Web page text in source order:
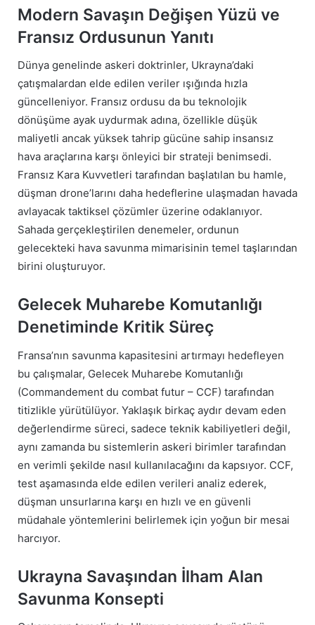
Modern Savaşın Değişen Yüzü ve
Fransız Ordusunun Yanıtı
Dünya genelinde askeri doktrinler, Ukrayna’daki
çatışmalardan elde edilen veriler ışığında hızla
güncelleniyor. Fransız ordusu da bu teknolojik
dönüşüme ayak uydurmak adına, özellikle düşük
maliyetli ancak yüksek tahrip gücüne sahip insansız
hava araçlarına karşı önleyici bir strateji benimsedi.
Fransız Kara Kuvvetleri tarafından başlatılan bu hamle,
düşman drone’larını daha hedeflerine ulaşmadan havada
avlayacak taktiksel çözümler üzerine odaklanıyor.
Sahada gerçekleştirilen denemeler, ordunun
gelecekteki hava savunma mimarisinin temel taşlarından
birini oluşturuyor.
Gelecek Muharebe Komutanlığı
Denetiminde Kritik Süreç
Fransa’nın savunma kapasitesini artırmayı hedefleyen
bu çalışmalar, Gelecek Muharebe Komutanlığı
(Commandement du combat futur – CCF) tarafından
titizlikle yürütülüyor. Yaklaşık birkaç aydır devam eden
değerlendirme süreci, sadece teknik kabiliyetleri değil,
aynı zamanda bu sistemlerin askeri birimler tarafından
en verimli şekilde nasıl kullanılacağını da kapsıyor. CCF,
test aşamasında elde edilen verileri analiz ederek,
düşman unsurlarına karşı en hızlı ve en güvenli
müdahale yöntemlerini belirlemek için yoğun bir mesai
harcıyor.
Ukrayna Savaşından İlham Alan
Savunma Konsepti